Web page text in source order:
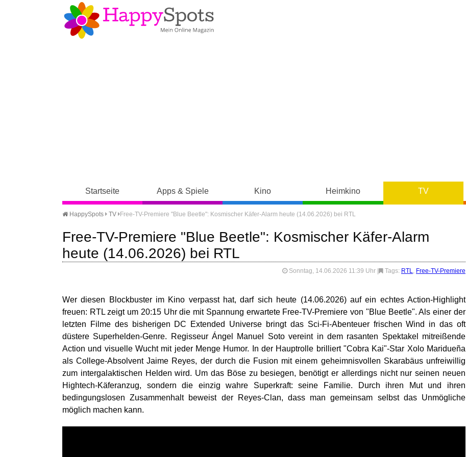
Startseite Apps & Spiele Kino Heimkino TV
HappySpots TV Free-TV-Premiere "Blue Beetle": Kosmischer Käfer-Alarm heute (14.06.2026) bei RTL
Free-TV-Premiere "Blue Beetle": Kosmischer Käfer-Alarm
heute (14.06.2026) bei RTL
Sonntag, 14.06.2026 11:39 Uhr Tags: RTL, Free-TV-Premiere
Wer diesen Blockbuster im Kino verpasst hat, darf sich heute (14.06.2026) auf ein echtes Action-Highlight
freuen: RTL zeigt um 20:15 Uhr die mit Spannung erwartete Free-TV-Premiere von "Blue Beetle". Als einer der
letzten Filme des bisherigen DC Extended Universe bringt das Sci-Fi-Abenteuer frischen Wind in das oft
düstere Superhelden-Genre. Regisseur Ángel Manuel Soto vereint in dem rasanten Spektakel mitreißende
Action und visuelle Wucht mit jeder Menge Humor. In der Hauptrolle brilliert "Cobra Kai"-Star Xolo Maridueña
als College-Absolvent Jaime Reyes, der durch die Fusion mit einem geheimnisvollen Skarabäus unfreiwillig
zum intergalaktischen Helden wird. Um das Böse zu besiegen, benötigt er allerdings nicht nur seinen neuen
Hightech-Käferanzug, sondern die einzig wahre Superkraft: seine Familie. Durch ihren Mut und ihren
bedingungslosen Zusammenhalt beweist der Reyes-Clan, dass man gemeinsam selbst das Unmögliche
möglich machen kann.